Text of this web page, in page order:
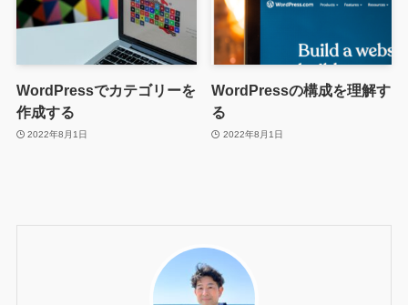
WordPressでカテゴリーを
作成する
2022年8月1日
WordPressの構成を理解す
る
2022年8月1日